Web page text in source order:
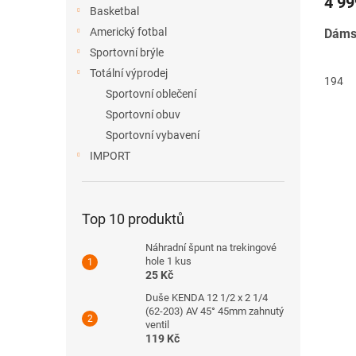
Basketbal
Americký fotbal
Sportovní brýle
Totální výprodej
Sportovní oblečení
Sportovní obuv
Sportovní vybavení
IMPORT
Top 10 produktů
Náhradní špunt na trekingové
hole 1 kus
25 Kč
Duše KENDA 12 1/2 x 2 1/4
(62-203) AV 45° 45mm zahnutý
ventil
119 Kč
194